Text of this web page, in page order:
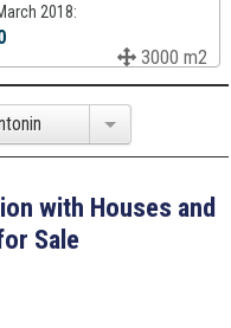
2018:
3000 m2
with Houses and
Sale